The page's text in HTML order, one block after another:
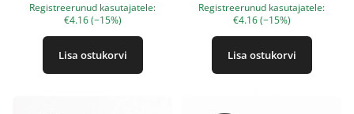
Registreerunud kasutajatele:
€4.16 (−15%)
Lisa ostukorvi
Registreerunud kasutajatele:
€4.16 (−15%)
Lisa ostukorvi